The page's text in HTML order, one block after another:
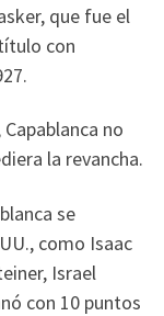
que fue el
con
no
la revancha.
se
como Isaac
Israel
con 10 puntos